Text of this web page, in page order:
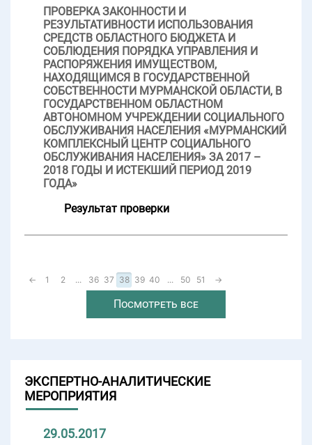
ПРОВЕРКА ЗАКОННОСТИ И
РЕЗУЛЬТАТИВНОСТИ ИСПОЛЬЗОВАНИЯ
СРЕДСТВ ОБЛАСТНОГО БЮДЖЕТА И
СОБЛЮДЕНИЯ ПОРЯДКА УПРАВЛЕНИЯ И
РАСПОРЯЖЕНИЯ ИМУЩЕСТВОМ,
НАХОДЯЩИМСЯ В ГОСУДАРСТВЕННОЙ
СОБСТВЕННОСТИ МУРМАНСКОЙ ОБЛАСТИ, В
ГОСУДАРСТВЕННОМ ОБЛАСТНОМ
АВТОНОМНОМ УЧРЕЖДЕНИИ СОЦИАЛЬНОГО
ОБСЛУЖИВАНИЯ НАСЕЛЕНИЯ «МУРМАНСКИЙ
КОМПЛЕКСНЫЙ ЦЕНТР СОЦИАЛЬНОГО
ОБСЛУЖИВАНИЯ НАСЕЛЕНИЯ» ЗА 2017 –
2018 ГОДЫ И ИСТЕКШИЙ ПЕРИОД 2019
ГОДА»
Результат проверки
← 1 2 ... 36 37 38 39 40 ... 50 51 →
Посмотреть все
ЭКСПЕРТНО-АНАЛИТИЧЕСКИЕ
МЕРОПРИЯТИЯ
29.05.2017